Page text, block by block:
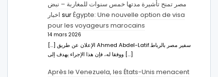
مصر تمنح تأشيرة مدتها خمس سنوات للمغاربة – نبض
اخبار surÉgypte: Une nouvelle option de visa
pour les voyageurs marocains
14 mars 2026
[…] الإعلان عن طريق Ahmed Abdel-Latifسفير مصر بالرباط.
ووفقا له، فإن هذا الإجراء يهدف إلى […]
Après le Venezuela, les États-Unis menacent